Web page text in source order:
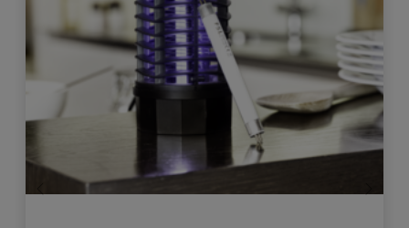
Zurück Weiter